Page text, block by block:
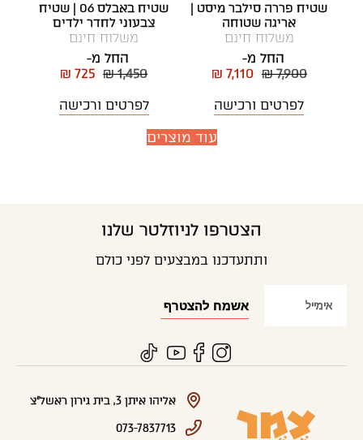
שטיח פררה סילבר מיסט |
אריגה שטוחה
משלוח חינם
החל מ-
₪ 7,900
₪ 7,110
לפרטים ורכישה
שטיח באבלס 06 | שטיח
צבעוני לחדר ילדים
משלוח חינם
החל מ-
₪ 1,450
₪ 725
לפרטים ורכישה
עוד מוצרים
הצטרפו לניוזלטר שלנו
ותתעדכנו במבצעים לפני כולם
אליהו איתן 3, בית גירון ראשל"צ
073-7837713